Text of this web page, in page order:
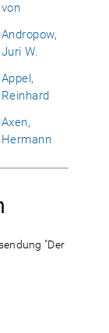
von
Andropow,
Juri W.
Appel,
Reinhard
Axen,
Hermann
"Der